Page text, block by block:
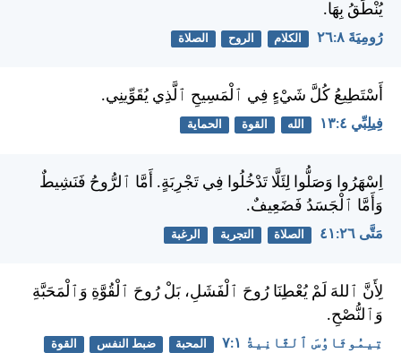
يُنْطَقُ بِهَا.
رُومِيَةَ ٨:‏٢٦ الكلام الروح الصلاة
أَسْتَطِيعُ كُلَّ شَيْءٍ فِي ٱلْمَسِيحِ ٱلَّذِي يُقَوِّينِي.
فِيلِبِّي ٤:‏١٣ الله القوة الحماية
اِسْهَرُوا وَصَلُّوا لِئَلَّا تَدْخُلُوا فِي تَجْرِبَةٍ. أَمَّا ٱلرُّوحُ فَنَشِيطٌ
وَأَمَّا ٱلْجَسَدُ فَضَعِيفٌ.
مَتَّى ٢٦:‏٤١ الصلاة التجربة الرغبة
لِأَنَّ ٱللهَ لَمْ يُعْطِنَا رُوحَ ٱلْفَشَلِ، بَلْ رُوحَ ٱلْقُوَّةِ وَٱلْمَحَبَّةِ
وَٱلنُّصْحِ.
تِيمُوثَاوُسَ ٱلثَّانِيةُ ١:‏٧ المحبة ضبط النفس القوة